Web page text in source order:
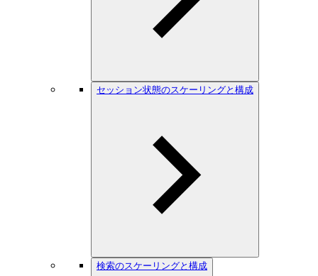
セッション状態のスケーリングと構成
検索のスケーリングと構成